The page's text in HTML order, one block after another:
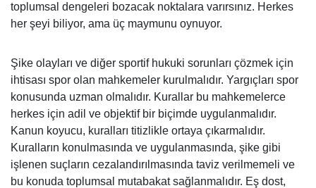
toplumsal dengeleri bozacak noktalara varırsınız. Herkes
her şeyi biliyor, ama üç maymunu oynuyor.
Şike olayları ve diğer sportif hukuki sorunları çözmek için
ihtisası spor olan mahkemeler kurulmalıdır. Yargıçları spor
konusunda uzman olmalıdır. Kurallar bu mahkemelerce
herkes için adil ve objektif bir biçimde uygulanmalıdır.
Kanun koyucu, kuralları titizlikle ortaya çıkarmalıdır.
Kuralların konulmasında ve uygulanmasında, şike gibi
işlenen suçların cezalandırılmasında taviz verilmemeli ve
bu konuda toplumsal mutabakat sağlanmalıdır. Eş dost,